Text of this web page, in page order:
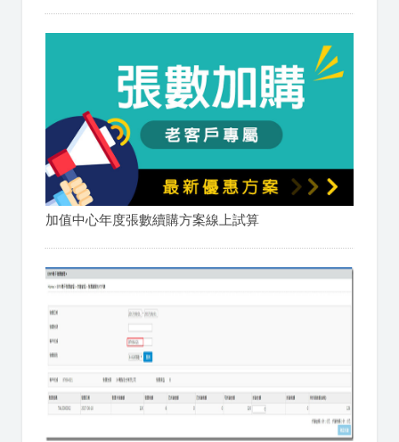
加值中心年度張數續購方案線上試算